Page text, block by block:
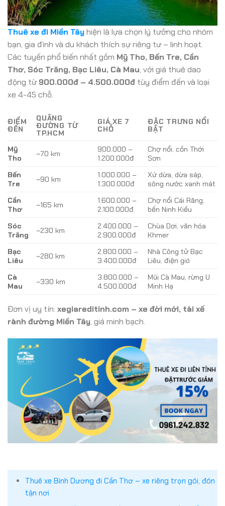
Thuê xe đi Miền Tâyhiện là lựa chọn lý tưởng cho nhóm
bạn, gia đình và du khách thích sự riêng tư – linh hoạt.
Các tuyến phổ biến nhất gồm Mỹ Tho, Bến Tre, Cần
Thơ, Sóc Trăng, Bạc Liêu, Cà Mau, với giá thuê dao
động từ900.000đ – 4.500.000đ tùy điểm đến và loại
xe 4-45 chỗ.
ĐIỂM
ĐẾN
QUÃNG
ĐƯỜNG TỪ
TP.HCM
GIÁ XE 7
CHỖ
ĐẶC TRƯNG NỔI
BẬT
Mỹ
Tho
~70 km
900.000 –
1.200.000đ
Chợ nổi, cồn Thới
Sơn
Bến
Tre
~90 km
1.000.000 –
1.300.000đ
Xứ dừa, dừa sáp,
sông nước xanh mát
Cần
Thơ
~165 km
1.600.000 –
2.100.000đ
Chợ nổi Cái Răng,
bến Ninh Kiều
Sóc
Trăng
~230 km
2.400.000 –
2.900.000đ
Chùa Dơi, văn hóa
Khmer
Bạc
Liêu
~280 km
2.800.000 –
3.400.000đ
Nhà Công tử Bạc
Liêu, điện gió
Cà
Mau
~330 km
3.800.000 –
4.500.000đ
Mũi Cà Mau, rừng U
Minh Hạ
Đơn vị uy tín: xegiareditinh.com – xe đời mới, tài xế
rành đường Miền Tây, giá minh bạch.
Thuê xe Bình Dương đi Cần Thơ – xe riêng trọn gói, đón
tận nơi